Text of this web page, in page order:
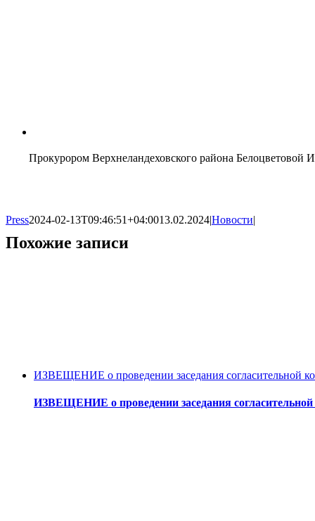
Прокурором Верхнеландеховского района Белоцветовой
Press2024-02-13T09:46:51+04:0013.02.2024|Новости|
Похожие записи
ИЗВЕЩЕНИЕ о проведении заседания согласительной
ИЗВЕЩЕНИЕ о проведении заседания